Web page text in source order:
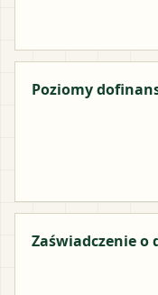
Poziomy
Zaświadczenie o